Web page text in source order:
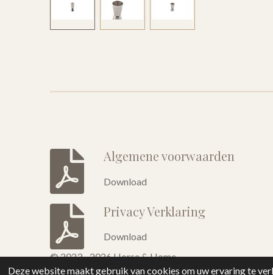
Deze website maakt gebruik van cookies om uw ervaring te
Algemene voorwaarden
Download
Privacy Verklaring
Download
© 2023 - 2026 Horse & Home